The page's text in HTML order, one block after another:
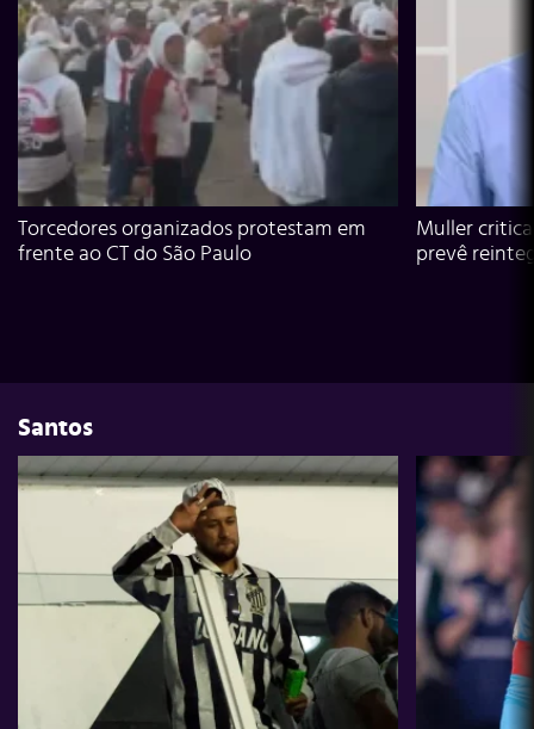
Torcedores organizados protestam em
frente ao CT do São Paulo
Muller
prevê
Santos